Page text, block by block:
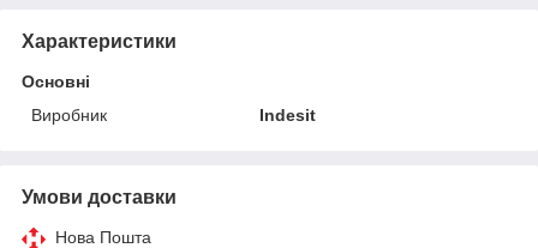
Характеристики
Основні
Виробник
Indesit
Умови доставки
Нова Пошта